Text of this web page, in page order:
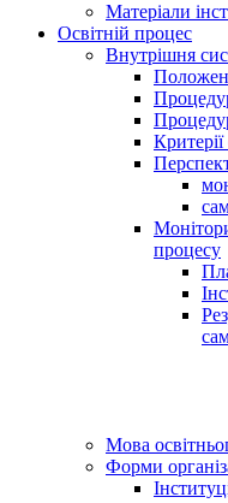
Матеріали
Освітній процес
Внутрішня
процесу
Мова
Форми